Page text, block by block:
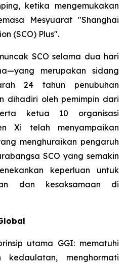
ketika mengemukakan
Mesyuarat "Shanghai
(SCO) Plus".
SCO selama dua hari
merupakan sidang
24 tahun penubuhan
dihadiri oleh pemimpin dari
ketua 10 organisasi
Xi telah menyampaikan
menghuraikan pengaruh
SCO yang semakin
keperluan untuk
dan kesaksamaan di
utama GGI: mematuhi
kedaulatan, menghormati